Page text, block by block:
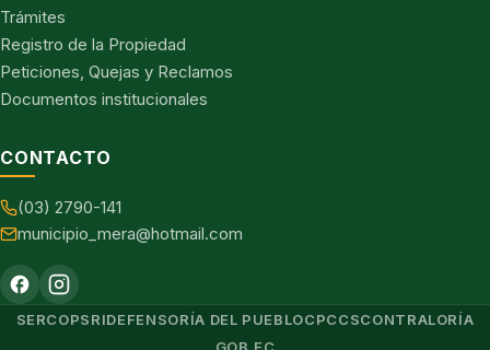
Trámites
Registro de la Propiedad
Peticiones, Quejas y Reclamos
Documentos institucionales
CONTACTO
(03) 2790-141
municipio_mera@hotmail.com
SERCOPSRIDEFENSORÍA DEL PUEBLOCPCCSCONTRALORÍA